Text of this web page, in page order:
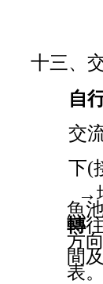
十三、
自
交
下(
→
魚
轉
方
間
表。